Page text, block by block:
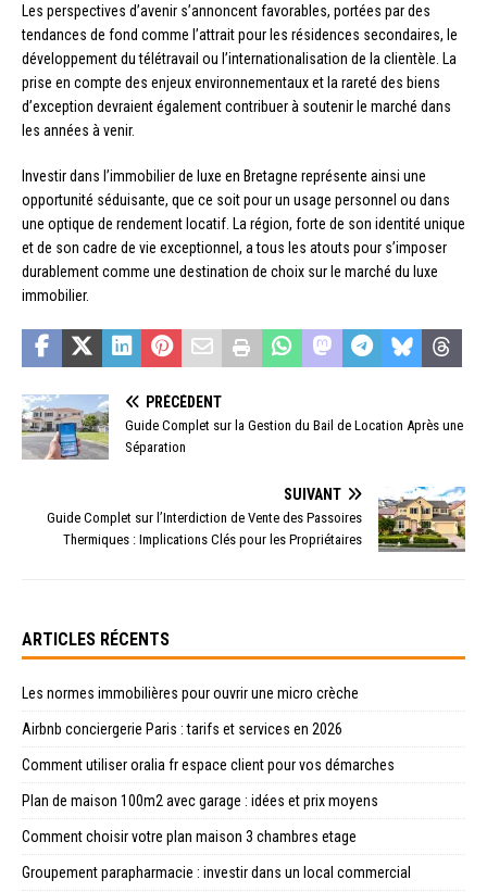
Les perspectives d’avenir s’annoncent favorables, portées par des
tendances de fond comme l’attrait pour les résidences secondaires, le
développement du télétravail ou l’internationalisation de la clientèle. La
prise en compte des enjeux environnementaux et la rareté des biens
d’exception devraient également contribuer à soutenir le marché dans
les années à venir.
Investir dans l’immobilier de luxe en Bretagne représente ainsi une
opportunité séduisante, que ce soit pour un usage personnel ou dans
une optique de rendement locatif. La région, forte de son identité unique
et de son cadre de vie exceptionnel, a tous les atouts pour s’imposer
durablement comme une destination de choix sur le marché du luxe
immobilier.
PRÉCÉDENT
Guide Complet sur la Gestion du Bail de Location Après une
Séparation
SUIVANT
Guide Complet sur l’Interdiction de Vente des Passoires
Thermiques : Implications Clés pour les Propriétaires
ARTICLES RÉCENTS
Les normes immobilières pour ouvrir une micro crèche
Airbnb conciergerie Paris : tarifs et services en 2026
Comment utiliser oralia fr espace client pour vos démarches
Plan de maison 100m2 avec garage : idées et prix moyens
Comment choisir votre plan maison 3 chambres etage
Groupement parapharmacie : investir dans un local commercial